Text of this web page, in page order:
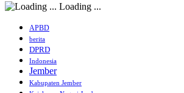
Loading ...
APBD
berita
DPRD
Indonesia
Jember
Kabupaten Jember